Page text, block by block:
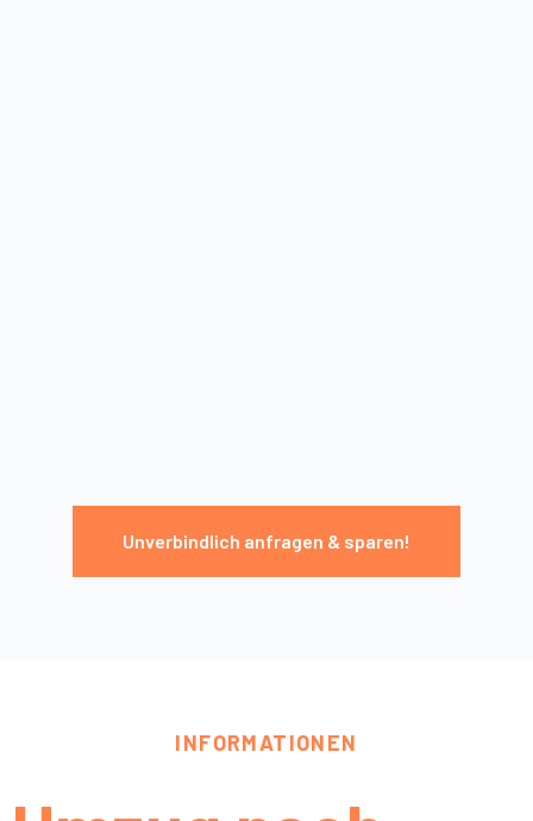
Unverbindlich anfragen & sparen!
INFORMATIONEN